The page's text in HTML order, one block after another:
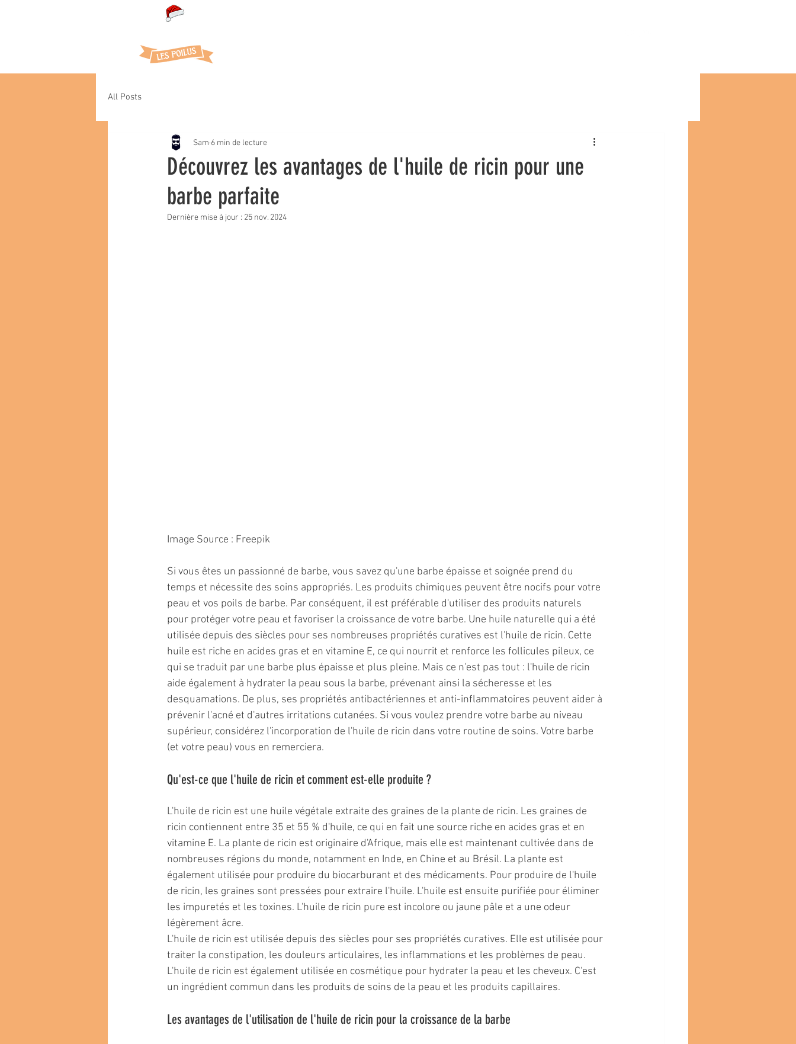
All Posts
Découvrez les avantages de l'huile de ricin pour une
barbe parfaite
Sam 6 min de lecture
Dernière mise à jour : 25 nov. 2024
Image Source : Freepik
Si vous êtes un passionné de barbe, vous savez qu'une barbe épaisse et soignée prend du
temps et nécessite des soins appropriés. Les produits chimiques peuvent être nocifs pour votre
peau et vos poils de barbe. Par conséquent, il est préférable d'utiliser des produits naturels
pour protéger votre peau et favoriser la croissance de votre barbe. Une huile naturelle qui a été
utilisée depuis des siècles pour ses nombreuses propriétés curatives est l'huile de ricin. Cette
huile est riche en acides gras et en vitamine E, ce qui nourrit et renforce les follicules pileux, ce
qui se traduit par une barbe plus épaisse et plus pleine. Mais ce n'est pas tout : l'huile de ricin
aide également à hydrater la peau sous la barbe, prévenant ainsi la sécheresse et les
desquamations. De plus, ses propriétés antibactériennes et anti-inflammatoires peuvent aider à
prévenir l'acné et d'autres irritations cutanées. Si vous voulez prendre votre barbe au niveau
supérieur, considérez l'incorporation de l'huile de ricin dans votre routine de soins. Votre barbe
(et votre peau) vous en remerciera.
Qu'est-ce que l'huile de ricin et comment est-elle produite ?
L'huile de ricin est une huile végétale extraite des graines de la plante de ricin. Les graines de
ricin contiennent entre 35 et 55 % d'huile, ce qui en fait une source riche en acides gras et en
vitamine E. La plante de ricin est originaire d'Afrique, mais elle est maintenant cultivée dans de
nombreuses régions du monde, notamment en Inde, en Chine et au Brésil. La plante est
également utilisée pour produire du biocarburant et des médicaments. Pour produire de l'huile
de ricin, les graines sont pressées pour extraire l'huile. L'huile est ensuite purifiée pour éliminer
les impuretés et les toxines. L'huile de ricin pure est incolore ou jaune pâle et a une odeur
légèrement âcre.
L'huile de ricin est utilisée depuis des siècles pour ses propriétés curatives. Elle est utilisée pour
traiter la constipation, les douleurs articulaires, les inflammations et les problèmes de peau.
L'huile de ricin est également utilisée en cosmétique pour hydrater la peau et les cheveux. C'est
un ingrédient commun dans les produits de soins de la peau et les produits capillaires.
Les avantages de l'utilisation de l'huile de ricin pour la croissance de la barbe